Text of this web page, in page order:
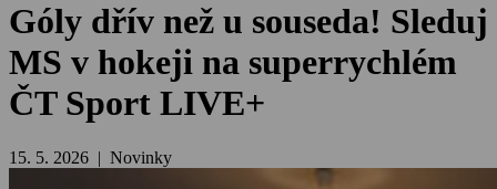
Góly dřív než u souseda! Sleduj
MS v hokeji na superrychlém
ČT Sport LIVE+
15. 5. 2026 | Novinky